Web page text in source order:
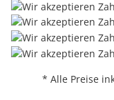
* Alle Preise